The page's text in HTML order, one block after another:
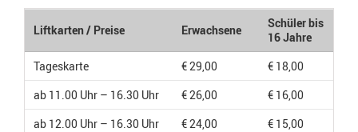
Liftkarten / Preise Erwachsene
Schüler bis
16 Jahre
Tageskarte
€ 29,00
€ 18,00
ab 11.00 Uhr – 16.30 Uhr
€ 26,00
€ 16,00
ab 12.00 Uhr – 16.30 Uhr
€ 24,00
€ 15,00